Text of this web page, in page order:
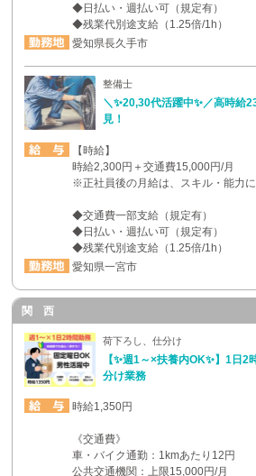
◆日払い・週払い可（規定有）
◆残業代別途支給（1.25倍/1h）
愛知県長久手市
整備士
＼✨20,30代活躍中✨／高時給
見！
【時給】
時給2,300円＋交通費15,000円/月
※正社員後の月給は、スキル・能力に
◆交通費一部支給（規定有）
◆日払い・週払い可（規定有）
◆残業代別途支給（1.25倍/1h）
愛知県一宮市
関 西
荷下ろし、仕分け
【✨週1～×扶養内OK✨】1日
分け業務
時給1,350円
《交通費》
車・バイク通勤：1kmあたり12円
公共交通機関：上限15,000円/月